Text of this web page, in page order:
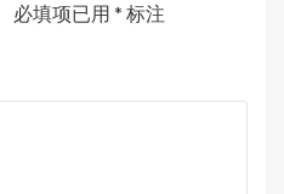
必填项已用 * 标注